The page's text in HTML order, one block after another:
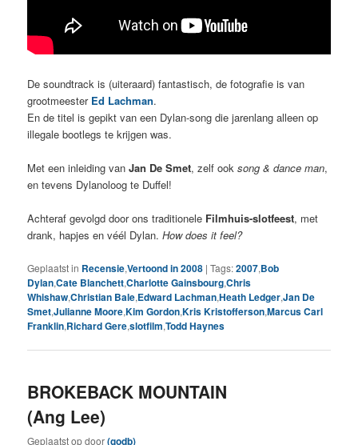
De soundtrack is (uiteraard) fantastisch, de fotografie is van
grootmeester Ed Lachman.
En de titel is gepikt van een Dylan-song die jarenlang alleen op
illegale bootlegs te krijgen was.
Met een inleiding vanJan De Smet, zelf ooksong & dance man,
en tevens Dylanoloog te Duffel!
Achteraf gevolgd door ons traditionele Filmhuis-slotfeest, met
drank, hapjes en véél Dylan.How does it feel?
Geplaatst in Recensie,Vertoond in 2008 |Tags:2007,Bob
Dylan,Cate Blanchett,Charlotte Gainsbourg,Chris
Whishaw,Christian Bale,Edward Lachman,Heath Ledger,Jan De
Smet,Julianne Moore,Kim Gordon,Kris Kristofferson,Marcus Carl
Franklin,Richard Gere,slotfilm,Todd Haynes
BROKEBACK MOUNTAIN
(Ang Lee)
Geplaatst opdoor(godb)